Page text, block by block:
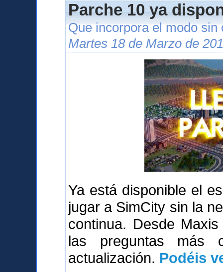
Parche 10 ya
Que incorpora el modo sin
Martes 18 de Marzo de
Ya está disponible el
jugar a SimCity sin la
continua. Desde
las preguntas más
actualización. Podéis